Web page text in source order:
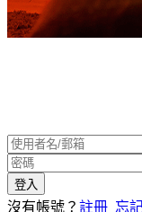
沒有帳號？ 註冊 忘